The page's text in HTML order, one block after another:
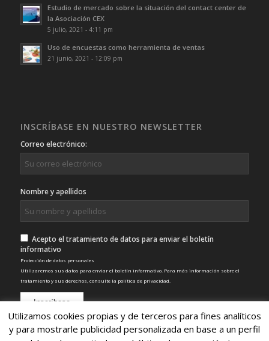
Estudio de mercado sobre la situación del contact center de
la Asociación CEX
5 julio, 2021 - 4:11 pm
Uso de encuestas como herramienta de ventas
21 junio, 2021 - 12:09 pm
INSCRÍBASE EN NUESTRO NEWSLETTER
Correo electrónico:
Nombre y apellidos
Acepto el tratamiento de datos para enviar el boletín
informativo
Protección de datos personales
Utilizaremos sus datos para enviar el boletín informativo. Para más información sobre el
tratamiento y sus derechos, consulte la política de privacidad.
Utilizamos cookies propias y de terceros para fines analíticos
y para mostrarle publicidad personalizada en base a un perfil